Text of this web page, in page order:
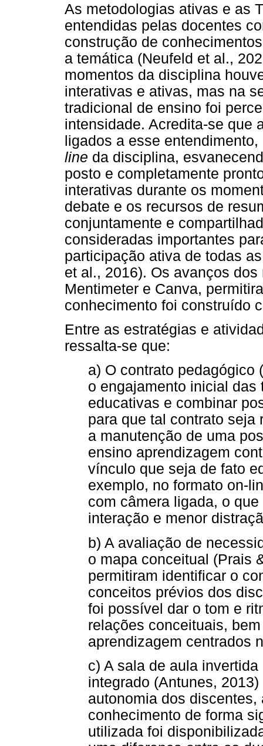
As metodologias ativas e as
entendidas pelas docentes
construção de
a temática (Neufeld et al.,
momentos da disciplina
interativas e ativas, mas na
tradicional de ensino foi
intensidade. Acredita-se que
ligados a esse
line da disciplina,
posto e completamente
interativas durante os
debate e os recursos de
conjuntamente e
consideradas importantes
participação ativa de todas
et al., 2016). Os avanços
Mentimeter e Canva,
conhecimento foi construído
Entre as estratégias e
ressalta-se que:
a) O contrato pedagógico
o engajamento inicial
educativas e combinar
para que tal contrato
a manutenção de uma
ensino aprendizagem
vínculo que seja de fato
exemplo, no formato on-
com câmera ligada, o
interação e menor
b) A avaliação de
o mapa conceitual (Prais
permitiram identificar o
conceitos prévios dos
foi possível dar o tom e
relações conceituais,
aprendizagem centrados
c) A sala de aula
integrado (Antunes,
autonomia dos
conhecimento de forma
utilizada foi